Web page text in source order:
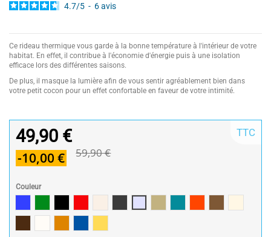
4.7/5 - 6avis
Ce rideau thermique vous garde à la bonne température à l'intérieur de votre
habitat. En effet, il contribue à l'économie d'énergie puis à une isolation
efficace lors des différentes saisons.
De plus, il masque la lumière afin de vous sentir agréablement bien dans
votre petit cocon pour un effet confortable en faveur de votre intimité.
49,90 €
-10,00 € 59,90 €
TTC
Couleur